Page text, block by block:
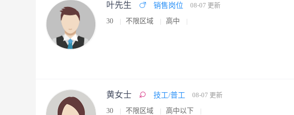
叶先生 销售岗位 08-07 更新
30 不限区域 高中
黄女士 技工/普工 08-07 更新
30 不限区域 高中以下